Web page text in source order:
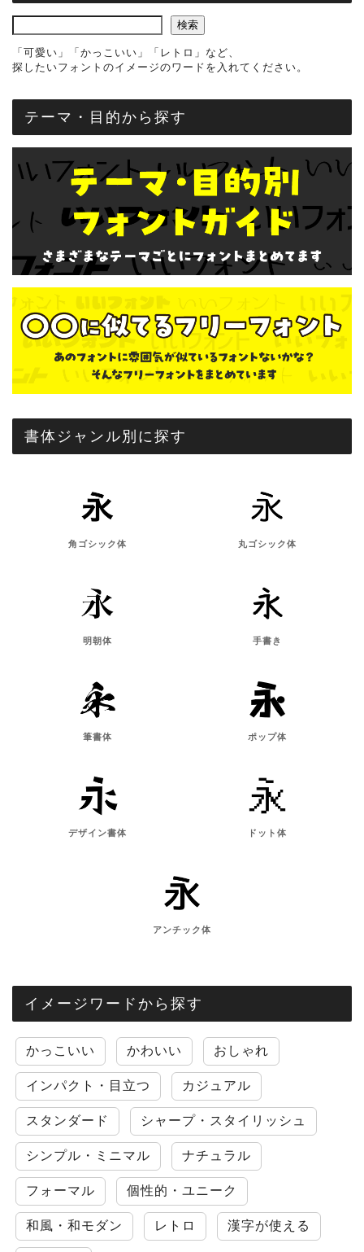
検索
「可愛い」「かっこいい」「レトロ」など、
探したいフォントのイメージのワードを入れてください。
テーマ・目的から探す
書体ジャンル別に探す
角ゴシック体 丸ゴシック体
明朝体 手書き
筆書体 ポップ体
デザイン書体 ドット体
アンチック体
イメージワードから探す
かっこいい かわいい おしゃれ
インパクト・目立つ カジュアル
スタンダード シャープ・スタイリッシュ
シンプル・ミニマル ナチュラル
フォーマル 個性的・ユニーク
和風・和モダン レトロ 漢字が使える